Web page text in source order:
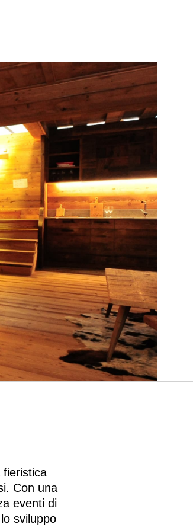
fieristica
Con una
eventi di
sviluppo